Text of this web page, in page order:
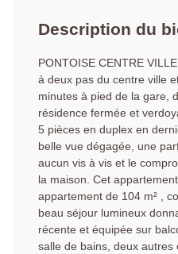
Description du
PONTOISE CENTRE
à deux pas du centre ville
minutes à pied de la gare,
résidence fermée et
5 pièces en duplex en
belle vue dégagée, une
aucun vis à vis et le
la maison. Cet
appartement de 104 m² ,
beau séjour lumineux
récente et équipée sur
salle de bains, deux autres